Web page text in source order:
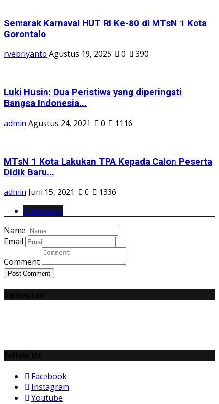
Semarak Karnaval HUT RI Ke-80 di MTsN 1 Kota
Gorontalo
rvebriyanto Agustus 19, 2025 0 390
Luki Husin: Dua Peristiwa yang diperingati
Bangsa Indonesia...
admin Agustus 24, 2021 0 1116
MTsN 1 Kota Lakukan TPA Kepada Calon Peserta
Didik Baru...
admin Juni 15, 2021 0
1336
Comments
Name
Email
Comment
Post Comment
Facebook
Instagram
Youtube